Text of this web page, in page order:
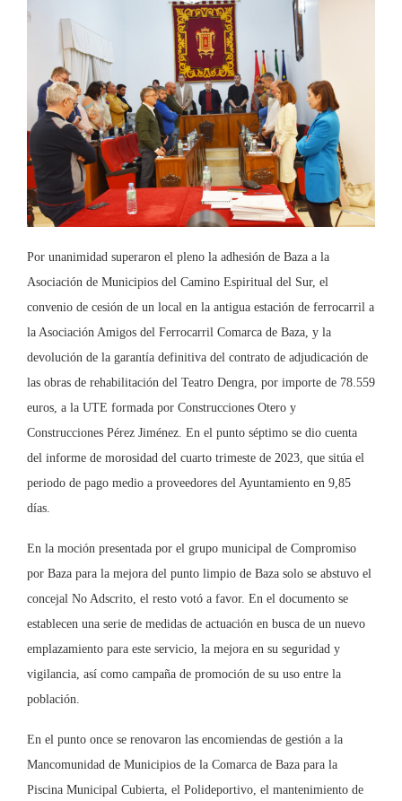
Por unanimidad superaron el pleno la adhesión de Baza a la
Asociación de Municipios del Camino Espiritual del Sur, el
convenio de cesión de un local en la antigua estación de ferrocarril a
la Asociación Amigos del Ferrocarril Comarca de Baza, y la
devolución de la garantía definitiva del contrato de adjudicación de
las obras de rehabilitación del Teatro Dengra, por importe de 78.559
euros, a la UTE formada por Construcciones Otero y
Construcciones Pérez Jiménez. En el punto séptimo se dio cuenta
del informe de morosidad del cuarto trimeste de 2023, que sitúa el
periodo de pago medio a proveedores del Ayuntamiento en 9,85
días.
En la moción presentada por el grupo municipal de Compromiso
por Baza para la mejora del punto limpio de Baza solo se abstuvo el
concejal No Adscrito, el resto votó a favor. En el documento se
establecen una serie de medidas de actuación en busca de un nuevo
emplazamiento para este servicio, la mejora en su seguridad y
vigilancia, así como campaña de promoción de su uso entre la
población.
En el punto once se renovaron las encomiendas de gestión a la
Mancomunidad de Municipios de la Comarca de Baza para la
Piscina Municipal Cubierta, el Polideportivo, el mantenimiento de